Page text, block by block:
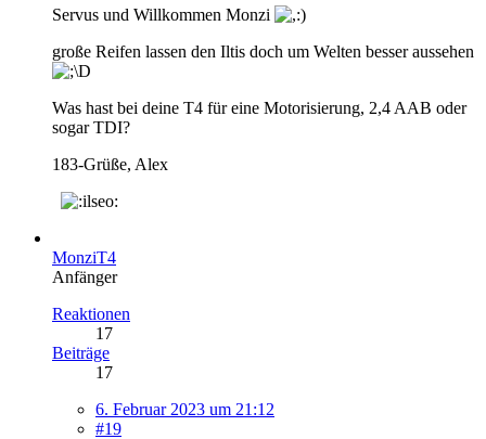
Servus und Willkommen Monzi
große Reifen lassen den Iltis doch um Welten besser aussehen
Was hast bei deine T4 für eine Motorisierung, 2,4 AAB oder
sogar TDI?
183-Grüße, Alex
MonziT4
Anfänger
Reaktionen
17
Beiträge
17
6. Februar 2023 um 21:12
#19